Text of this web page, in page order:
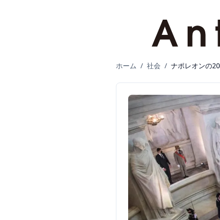
ホーム / 社会 / ナポレオンの